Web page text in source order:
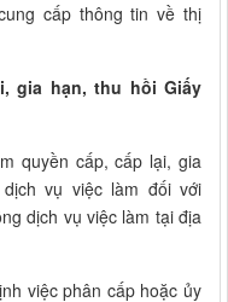
cấp thông tin về thị
gia hạn, thu hồi Giấy
quyền cấp, cấp lại, gia
vụ việc làm đối với
dịch vụ việc làm tại địa
việc phân cấp hoặc ủy